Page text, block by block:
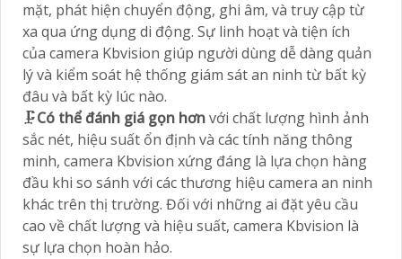
mặt, phát hiện chuyển động, ghi âm, và truy cập từ
xa qua ứng dụng di động. Sự linh hoạt và tiện ích
của camera Kbvision giúp người dùng dễ dàng quản
lý và kiểm soát hệ thống giám sát an ninh từ bất kỳ
đâu và bất kỳ lúc nào.
🗜️Có thể đánh giá gọn hơnvới chất lượng hình ảnh
sắc nét, hiệu suất ổn định và các tính năng thông
minh, camera Kbvision xứng đáng là lựa chọn hàng
đầu khi so sánh với các thương hiệu camera an ninh
khác trên thị trường. Đối với những ai đặt yêu cầu
cao về chất lượng và hiệu suất, camera Kbvision là
sự lựa chọn hoàn hảo.